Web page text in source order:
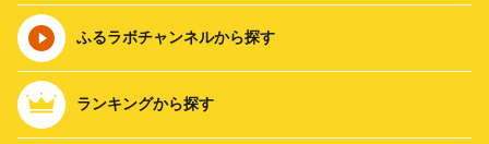
ふるラボチャンネルから探す
ランキングから探す